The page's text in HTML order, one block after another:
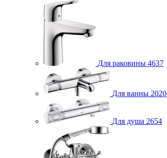
Для раковины 4637
Для ванны 2020
Для душа 2654